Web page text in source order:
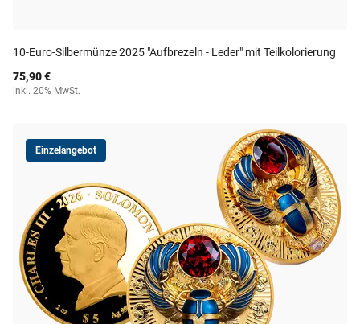
10-Euro-Silbermünze 2025 "Aufbrezeln - Leder" mit Teilkolorierung
75,90 €
inkl. 20% MwSt.
Einzelangebot